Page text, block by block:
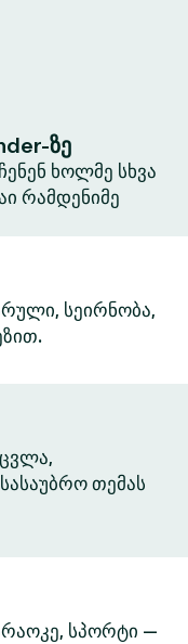
ზე
ხოლმე სხვა
რამდენიმე
სეირნობა,
თემას
სპორტი —